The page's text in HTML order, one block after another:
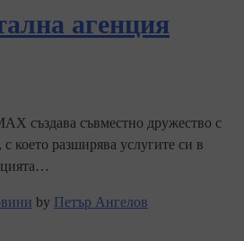
агенция
създава съвместно дружество с
което разширява услугите си в
by Петър Ангелов